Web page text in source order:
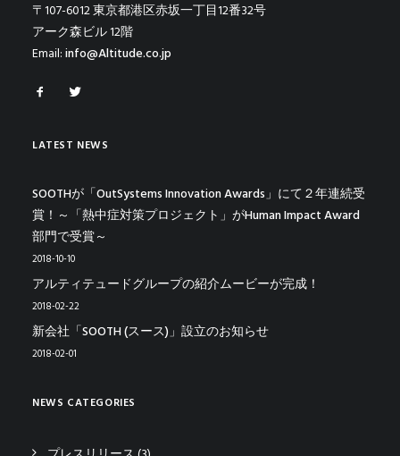
〒107-6012 東京都港区赤坂一丁目12番32号
アーク森ビル 12階
Email:info@Altitude.co.jp
LATEST NEWS
SOOTHが「OutSystems Innovation Awards」にて２年連続受
賞！～「熱中症対策プロジェクト」がHuman Impact Award
部門で受賞～
2018-10-10
アルティテュードグループの紹介ムービーが完成！
2018-02-22
新会社「SOOTH (スース)」設立のお知らせ
2018-02-01
NEWS CATEGORIES